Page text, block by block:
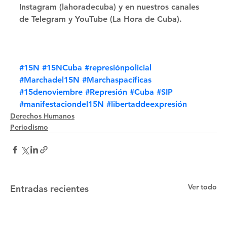
Instagram (lahoradecuba) y en nuestros canales
de Telegram y YouTube (La Hora de Cuba).
#15N #15NCuba #represiónpolicial
#Marchadel15N #Marchaspacíficas
#15denoviembre #Represión #Cuba #SIP
#manifestaciondel15N #libertaddeexpresión
Derechos Humanos
Periodismo
Entradas recientes Ver todo